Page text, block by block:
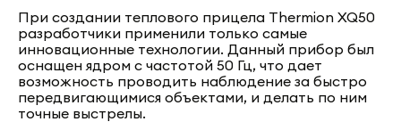
При создании теплового прицела Thermion XQ50
разработчики применили только самые
инновационные технологии. Данный прибор был
оснащен ядром с частотой 50 Гц, что дает
возможность проводить наблюдение за быстро
передвигающимися объектами, и делать по ним
точные выстрелы.